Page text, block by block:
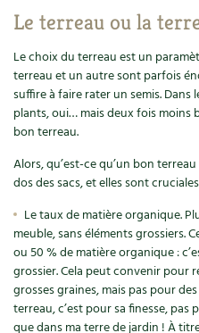
Le terreau ou la
Le choix du terreau est un
terreau et un autre sont parfois
suffire à faire rater un semis. Dans
plants, oui… mais deux fois moins
bon terreau.
Alors, qu’est-ce qu’un bon
dos des sacs, et elles sont
Le taux de matière organique.
meuble, sans éléments grossiers.
ou 50 % de matière organique :
grossier. Cela peut convenir pour
grosses graines, mais pas pour
terreau, c’est pour sa finesse,
que dans ma terre de jardin ! À